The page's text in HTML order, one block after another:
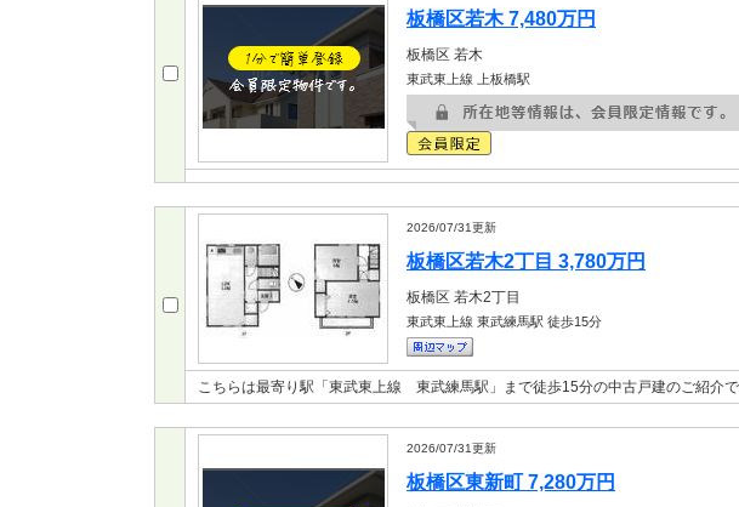
板橋区若木 7,480万円
板橋区 若木
東武東上線 上板橋駅
2026/07/31更新
板橋区若木2丁目 3,780万円
板橋区 若木2丁目
東武東上線 東武練馬駅 徒歩15分
こちらは最寄り駅「東武東上線 東武練馬駅」まで徒歩15分の中古戸建のご紹
2026/07/31更新
板橋区東新町 7,280万円